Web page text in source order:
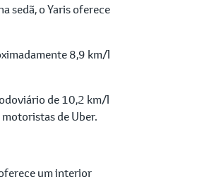
sedã, o Yaris oferece
8,9 km/l
de 10,2 km/l
de Uber.
um interior